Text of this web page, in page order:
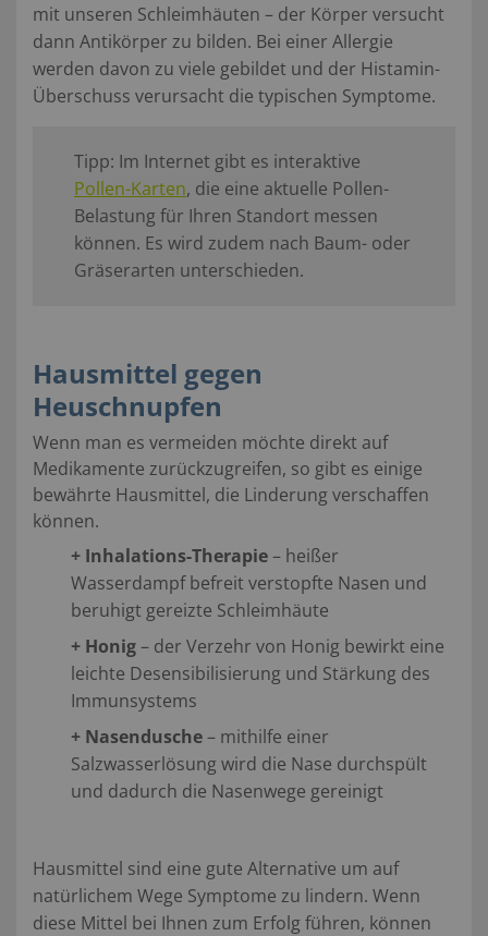
mit unseren Schleimhäuten – der Körper versucht
dann Antikörper zu bilden. Bei einer Allergie
werden davon zu viele gebildet und der Histamin-
Überschuss verursacht die typischen Symptome.
Tipp: Im Internet gibt es interaktive
Pollen-Karten, die eine aktuelle Pollen-
Belastung für Ihren Standort messen
können. Es wird zudem nach Baum- oder
Gräserarten unterschieden.
Hausmittel gegen
Heuschnupfen
Wenn man es vermeiden möchte direkt auf
Medikamente zurückzugreifen, so gibt es einige
bewährte Hausmittel, die Linderung verschaffen
können.
+ Inhalations-Therapie– heißer
Wasserdampf befreit verstopfte Nasen und
beruhigt gereizte Schleimhäute
+ Honig– der Verzehr von Honig bewirkt eine
leichte Desensibilisierung und Stärkung des
Immunsystems
+ Nasendusche– mithilfe einer
Salzwasserlösung wird die Nase durchspült
und dadurch die Nasenwege gereinigt
Hausmittel sind eine gute Alternative um auf
natürlichem Wege Symptome zu lindern. Wenn
diese Mittel bei Ihnen zum Erfolg führen, können